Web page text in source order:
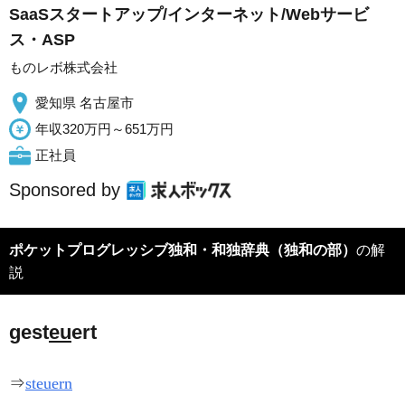
SaaSスタートアップ/インターネット/Webサービ
ス・ASP
ものレボ株式会社
愛知県 名古屋市
年収320万円～651万円
正社員
Sponsored by
ポケットプログレッシブ独和・和独辞典（独和の部） の解
説
gesteuert
⇒steuern